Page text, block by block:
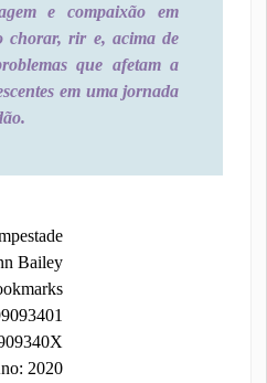
e compaixão em
chorar, rir e, acima de
que afetam a
em uma jornada
Bailey
2020